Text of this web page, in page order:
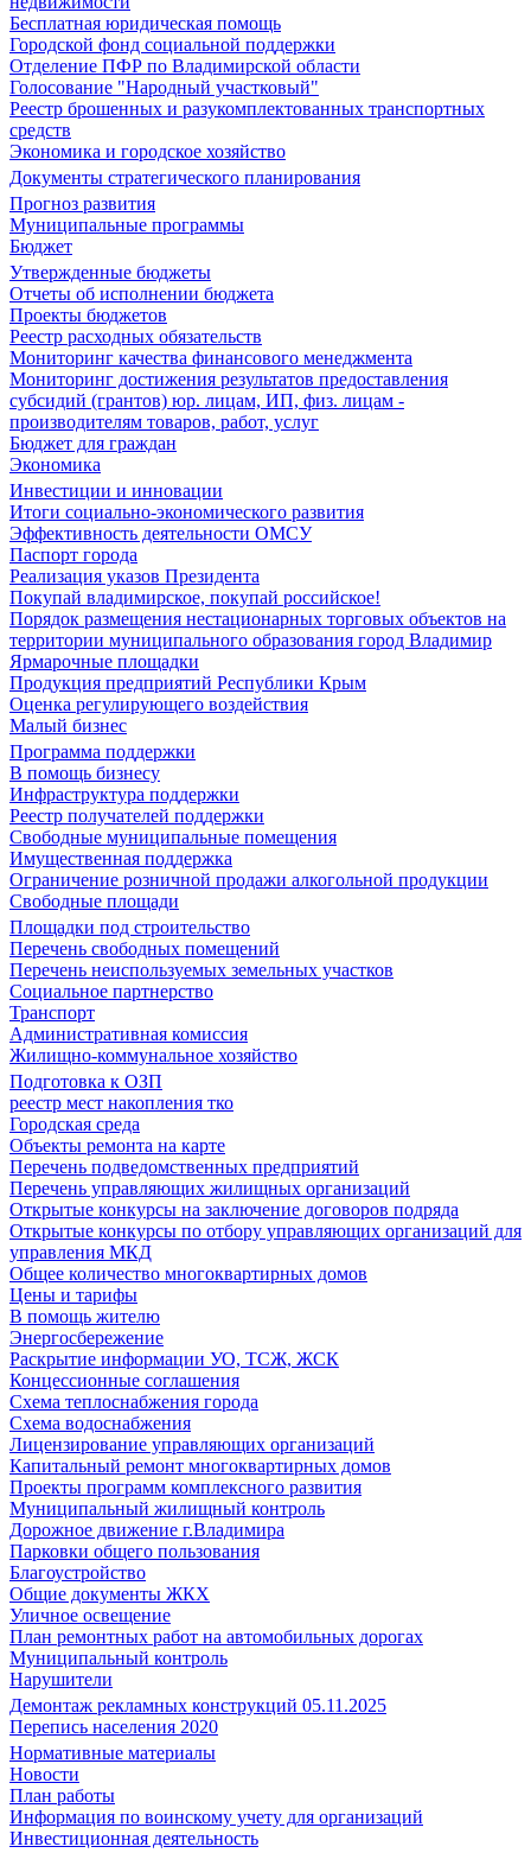
Бесплатная юридическая помощь
Городской фонд социальной поддержки
Отделение ПФР по Владимирской области
Голосование "Народный участковый"
Реестр брошенных и разукомплектованных транспортных
средств
Экономика и городское хозяйство
Документы стратегического планирования
Прогноз развития
Муниципальные программы
Бюджет
Утвержденные бюджеты
Отчеты об исполнении бюджета
Проекты бюджетов
Реестр расходных обязательств
Мониторинг качества финансового менеджмента
Мониторинг достижения результатов предоставления
субсидий (грантов) юр. лицам, ИП, физ. лицам -
производителям товаров, работ, услуг
Бюджет для граждан
Экономика
Инвестиции и инновации
Итоги социально-экономического развития
Эффективность деятельности ОМСУ
Паспорт города
Реализация указов Президента
Покупай владимирское, покупай российское!
Порядок размещения нестационарных торговых объектов на
территории муниципального образования город Владимир
Ярмарочные площадки
Продукция предприятий Республики Крым
Оценка регулирующего воздействия
Малый бизнес
Программа поддержки
В помощь бизнесу
Инфраструктура поддержки
Реестр получателей поддержки
Свободные муниципальные помещения
Имущественная поддержка
Ограничение розничной продажи алкогольной продукции
Свободные площади
Площадки под строительство
Перечень свободных помещений
Перечень неиспользуемых земельных участков
Социальное партнерство
Транспорт
Административная комиссия
Жилищно-коммунальное хозяйство
Подготовка к ОЗП
реестр мест накопления тко
Городская среда
Объекты ремонта на карте
Перечень подведомственных предприятий
Перечень управляющих жилищных организаций
Открытые конкурсы на заключение договоров подряда
Открытые конкурсы по отбору управляющих организаций для
управления МКД
Общее количество многоквартирных домов
Цены и тарифы
В помощь жителю
Энергосбережение
Раскрытие информации УО, ТСЖ, ЖСК
Концессионные соглашения
Схема теплоснабжения города
Схема водоснабжения
Лицензирование управляющих организаций
Капитальный ремонт многоквартирных домов
Проекты программ комплексного развития
Муниципальный жилищный контроль
Дорожное движение г.Владимира
Парковки общего пользования
Благоустройство
Общие документы ЖКХ
Уличное освещение
План ремонтных работ на автомобильных дорогах
Муниципальный контроль
Нарушители
Демонтаж рекламных конструкций 05.11.2025
Перепись населения 2020
Нормативные материалы
Новости
План работы
Информация по воинскому учету для организаций
Инвестиционная деятельность